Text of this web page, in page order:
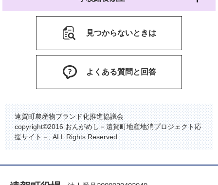
見つからないときは
よくある質問と回答
遠賀町農産物ブランド化推進協議会
copyright©2016 おんがめし－遠賀町地産地消プロジェクト応
援サイト－, ALL Rights Reserved.